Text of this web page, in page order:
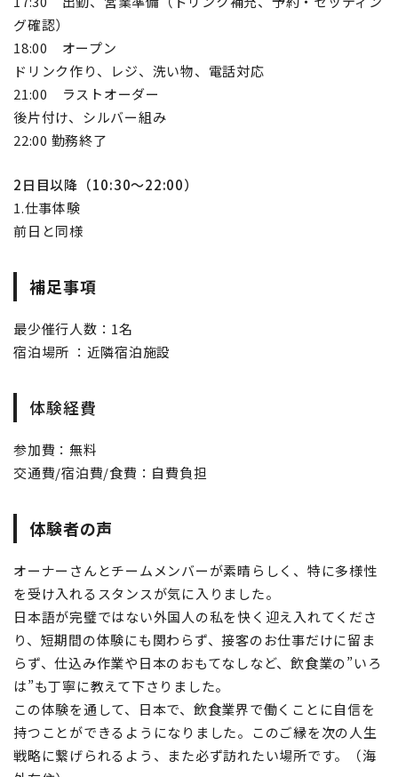
グ確認）
18:00 オープン
ドリンク作り、レジ、洗い物、電話対応
21:00 ラストオーダー
後片付け、シルバー組み
22:00 勤務終了
2日目以降（10:30～22:00）
1.仕事体験
前日と同様
補足事項
最少催行人数：1名
宿泊場所 ：近隣宿泊施設
体験経費
参加費：無料
交通費/宿泊費/食費：自費負担
体験者の声
オーナーさんとチームメンバーが素晴らしく、特に多様性
を受け入れるスタンスが気に入りました。
日本語が完璧ではない外国人の私を快く迎え入れてくださ
り、短期間の体験にも関わらず、接客のお仕事だけに留ま
らず、仕込み作業や日本のおもてなしなど、飲食業の”いろ
は”も丁寧に教えて下さりました。
この体験を通して、日本で、飲食業界で働くことに自信を
持つことができるようになりました。このご縁を次の人生
戦略に繋げられるよう、また必ず訪れたい場所です。（海